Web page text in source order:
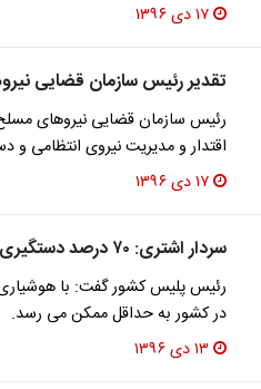
۱۷ دی ۱۳۹۶
تقدیر رئیس سازمان قضایی
رئیس سازمان قضایی نیروهای مسلح
اقتدار و مدیریت نیروی انتظامی و
۱۷ دی ۱۳۹۶
سردار اشتری: ۷۰ درصد دستگیری‌ها هدفمند بود
رئیس پلیس کشور گفت: با هوشیاری
در کشور به حداقل ممکن می رسد.
۱۳ دی ۱۳۹۶